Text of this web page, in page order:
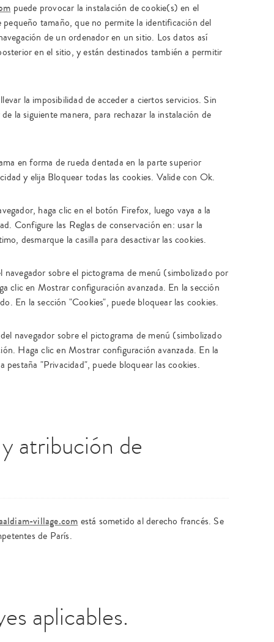
puede provocar la instalación de cookie(s) en el
tamaño, que no permite la identificación del
de un ordenador en un sitio. Los datos así
en el sitio, y están destinados también a permitir
la imposibilidad de acceder a ciertos servicios. Sin
la siguiente manera, para rechazar la instalación de
en forma de rueda dentada en la parte superior
y elija Bloquear todas las cookies. Valide con Ok.
haga clic en el botón Firefox, luego vaya a la
Configure las Reglas de conservación en: usar la
desmarque la casilla para desactivar las cookies.
sobre el pictograma de menú (simbolizado por
clic en Mostrar configuración avanzada. En la sección
En la sección "Cookies", puede bloquear las cookies.
navegador sobre el pictograma de menú (simbolizado
Haga clic en Mostrar configuración avanzada. En la
pestaña "Privacidad", puede bloquear las cookies.
atribución de
village.com está sometido al derecho francés. Se
de París.
aplicables.